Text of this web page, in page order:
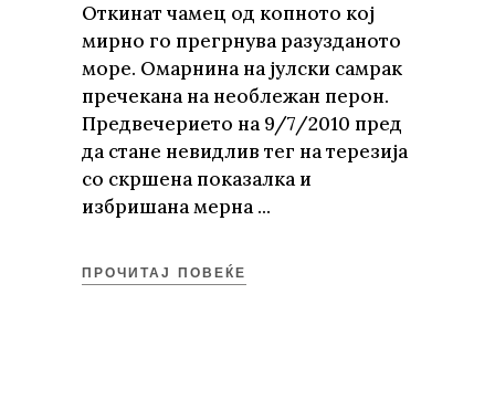
Откинат чамец од копното кој
мирно го прегрнува разузданото
море. Омарнина на јулски самрак
пречекана на необлежан перон.
Предвечерието на 9/7/2010 пред
да стане невидлив тег на терезија
со скршена показалка и
избришана мерна
ПРОЧИТАЈ ПОВЕЌЕ